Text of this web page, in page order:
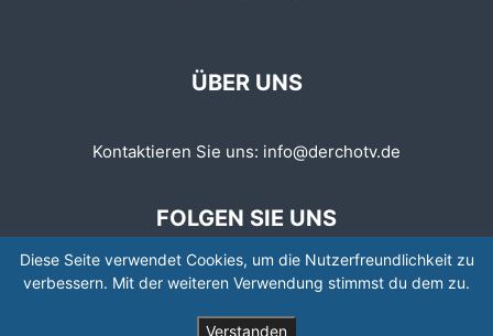
ÜBER UNS
Kontaktieren Sie uns: info@derchotv.de
FOLGEN SIE UNS
Diese Seite verwendet Cookies, um die Nutzerfreundlichkeit zu
verbessern. Mit der weiteren Verwendung stimmst du dem zu.
Verstanden